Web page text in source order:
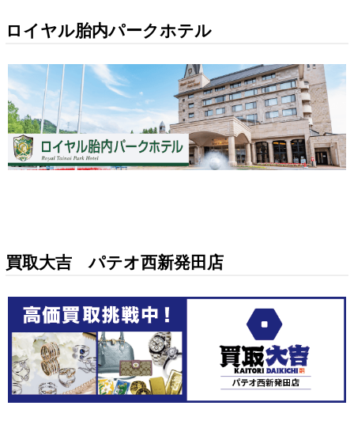
ロイヤル胎内パークホテル
買取大吉 パテオ西新発田店